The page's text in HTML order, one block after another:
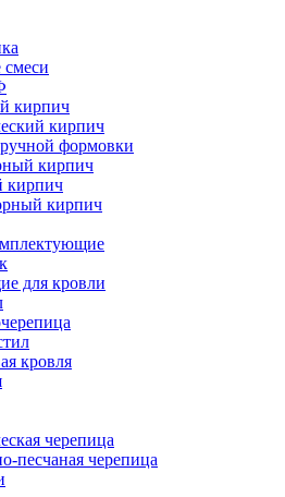
смеси
кирпич
кирпич
формовки
кирпич
кирпич
кирпич
для кровли
кровля
черепица
песчаная черепица